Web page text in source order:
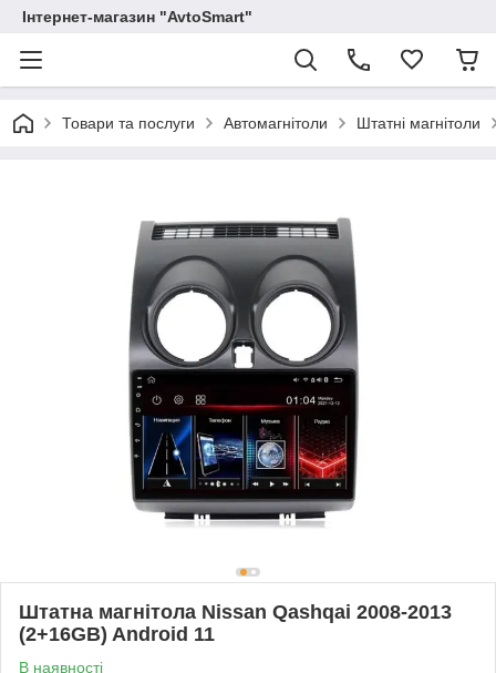
Інтернет-магазин "AvtoSmart"
Товари та послуги Автомагнітоли Штатні магнітоли
Штатна магнітола Nissan Qashqai 2008-2013
(2+16GB) Android 11
В наявності